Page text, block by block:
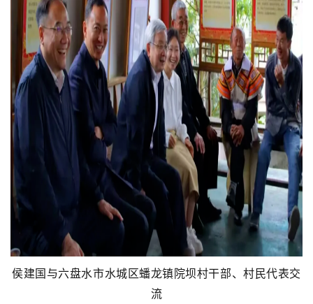
侯建国与六盘水市水城区蟠龙镇院坝村干部、村民代表交
流